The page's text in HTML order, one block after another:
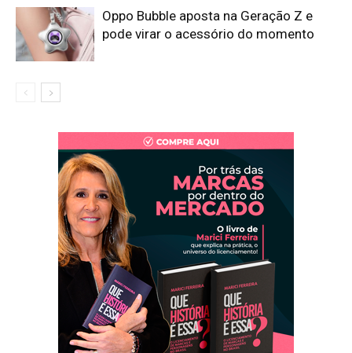
Oppo Bubble aposta na Geração Z e
pode virar o acessório do momento